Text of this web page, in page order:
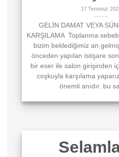
17 Temmuz
GELİN DAMAT VEYA
KARŞILAMA Toplanma
bizim beklediğimiz an
önceden yapılan istişare
bir eser ile salon girişinden
coşkuyla karşılama
önemli anıdır. bu